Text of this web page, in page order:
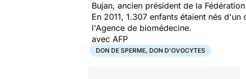
Bujan, ancien président de la
En 2011, 1.307 enfants étaient nés
l'Agence de biomédecine.
avec AFP
DON DE SPERME, DON D'OVOCYTES